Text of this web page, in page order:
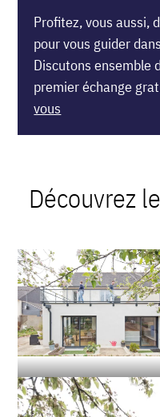
Profitez, vous aussi,
pour vous guider
Discutons ensemble
premier échange
vous
Découvrez